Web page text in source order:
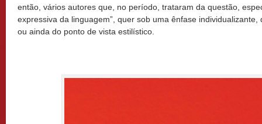
então, vários autores que, no período, trataram da questão,
expressiva da linguagem”, quer sob uma ênfase
ou ainda do ponto de vista estilístico.